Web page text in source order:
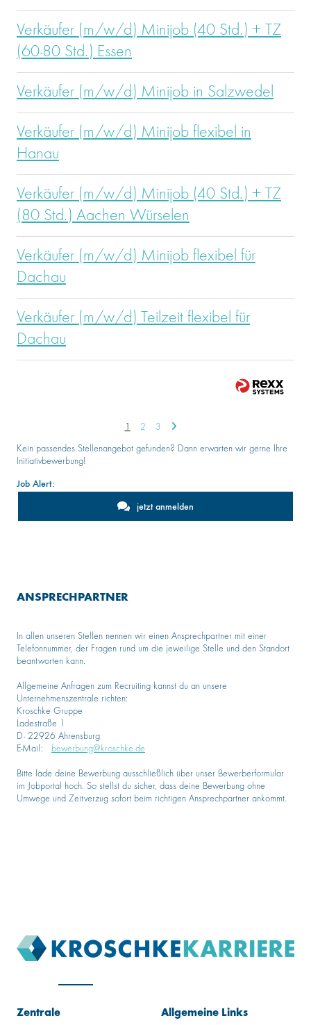
Verkäufer (m/w/d) Minijob (40 Std.) + TZ
(60-80 Std.) Essen
Verkäufer (m/w/d) Minijob in Salzwedel
Verkäufer (m/w/d) Minijob flexibel in
Hanau
Verkäufer (m/w/d) Minijob (40 Std.) + TZ
(80 Std.) Aachen Würselen
Verkäufer (m/w/d) Minijob flexibel für
Dachau
Verkäufer (m/w/d) Teilzeit flexibel für
Dachau
1 2 3
Kein passendes Stellenangebot gefunden? Dann erwarten wir gerne Ihre
Initiativbewerbung!
Job Alert:
jetzt anmelden
ANSPRECHPARTNER
In allen unseren Stellen nennen wir einen Ansprechpartner mit einer
Telefonnummer, der Fragen rund um die jeweilige Stelle und den Standort
beantworten kann.
Allgemeine Anfragen zum Recruiting kannst du an unsere
Unternehmenszentrale richten:
Kroschke Gruppe
Ladestraße 1
D- 22926 Ahrensburg
E-Mail: bewerbung@kroschke.de
Bitte lade deine Bewerbung ausschließlich über unser Bewerberformular
im Jobportal hoch. So stellst du sicher, dass deine Bewerbung ohne
Umwege und Zeitverzug sofort beim richtigen Ansprechpartner ankommt.
Zentrale Allgemeine Links